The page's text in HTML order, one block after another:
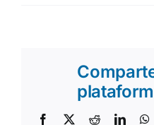
Facebook
X Reddit